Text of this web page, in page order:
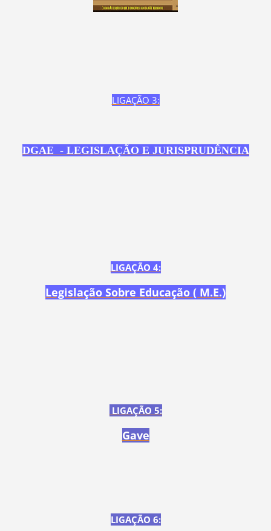
LIGAÇÃO 3:
DGAE - LEGISLAÇÃO E JURISPRUDÊNCIA
LIGAÇÃO 4:
Legislação Sobre Educação ( M.E.)
LIGAÇÃO 5:
Gave
LIGAÇÃO 6: